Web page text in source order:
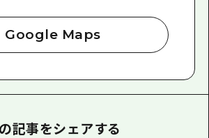
Google Maps
記事をシェアする